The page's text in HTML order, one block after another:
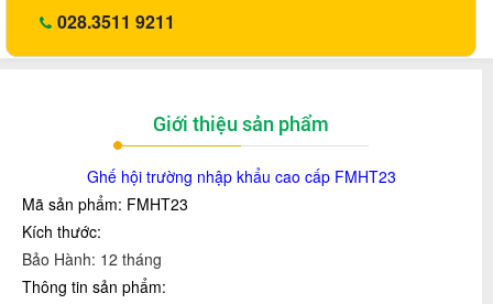
028.3511 9211
Giới thiệu sản phẩm
Ghế hội trường nhập khẩu cao cấp FMHT23
Mã sản phẩm: FMHT23
Kích thước:
Bảo Hành: 12 tháng
Thông tin sản phẩm: